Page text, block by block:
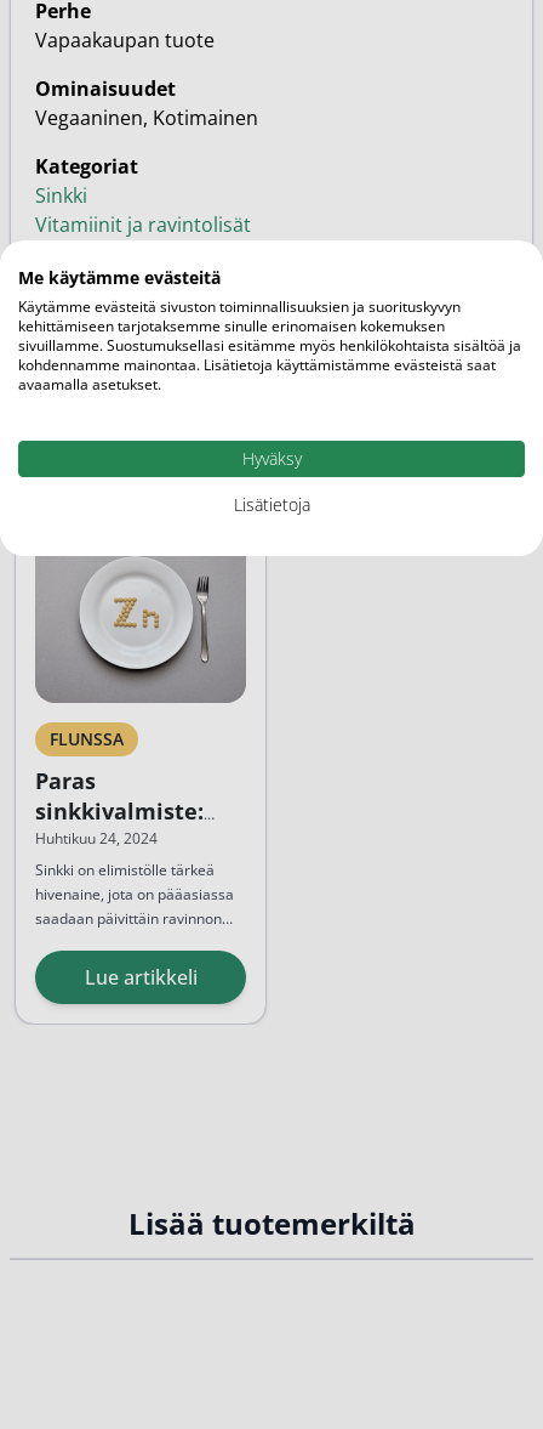
Perhe
Vapaakaupan tuote
Ominaisuudet
Vegaaninen, Kotimainen
Kategoriat
Sinkki
Vitamiinit ja ravintolisät
Tuotemerkit
Liittyvät
FLUNSSA
Paras
sinkkivalmiste:
Mikä sinkki
imeytyy
parhaiten?
Huhtikuu 24, 2024
Sinkki on elimistölle tärkeä
hivenaine, jota on pääasiassa
saadaan päivittäin ravinnon
olevan mm.
immuunipuolustuksen, luuston
Lue artikkeli
Lisää tuotemerkiltä
Me käytämme evästeitä
Käytämme evästeitä sivuston toiminnallisuuksien ja suorituskyvyn
kehittämiseen tarjotaksemme sinulle erinomaisen kokemuksen
sivuillamme. Suostumuksellasi esitämme myös henkilökohtaista sisältöä ja
kohdennamme mainontaa. Lisätietoja käyttämistämme evästeistä saat
avaamalla asetukset.
Hyväksy
Lisätietoja